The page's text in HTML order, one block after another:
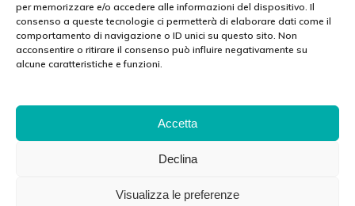
per memorizzare e/o accedere alle informazioni del dispositivo. Il
consenso a queste tecnologie ci permetterà di elaborare dati come il
comportamento di navigazione o ID unici su questo sito. Non
acconsentire o ritirare il consenso può influire negativamente su
alcune caratteristiche e funzioni.
Accetta
Declina
Visualizza le preferenze
Cookie Policy (EU)
Privacy Policy
Via Tito Schipa, 6 · 73020 · Carpignano Salentino (LE) · ITALY